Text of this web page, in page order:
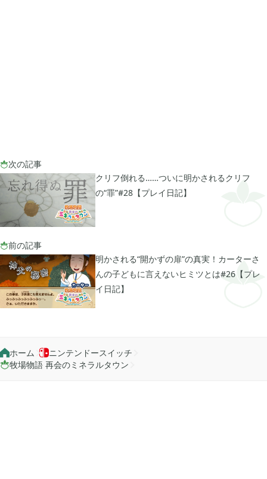
次の記事
クリフ倒れる……ついに明かされるクリフ
の“罪”#28【プレイ日記】
前の記事
明かされる“開かずの扉”の真実！カーターさ
んの子どもに言えないヒミツとは#26【プレ
イ日記】
ホーム ニンテンドースイッチ
牧場物語 再会のミネラルタウン